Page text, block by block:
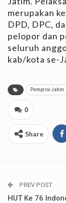
merupakan
DPD, DPC,
pelopor dan
seluruh
kab/kota se-
Pemprov Jatim
0
Share
PREV POST
HUT Ke 76